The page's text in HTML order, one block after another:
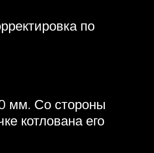
по
мм. Со стороны
котлована его